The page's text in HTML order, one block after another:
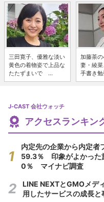
三田寛子、優雅な淡い
黄色の着物姿で上品な
たたずまいで ...
加藤茶
妻・綾菜
手書き
J-CAST 会社ウォッチ
アクセスランキン
内定先の企業から内定者
59.3％ 印象がよかった
0％ マイナビ調査
LINE NEXTとGMOメデ
用したサービスの成長と